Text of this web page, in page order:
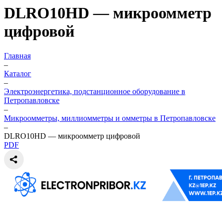
DLRO10HD — микроомметр
цифровой
Главная
–
Каталог
–
Электроэнергетика, подстанционное оборудование в
Петропавловске
–
Микроомметры, миллиомметры и омметры в Петропавловске
–
DLRO10HD — микроомметр цифровой
PDF